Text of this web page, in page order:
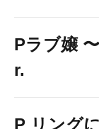
Pラブ嬢
r.
P リング